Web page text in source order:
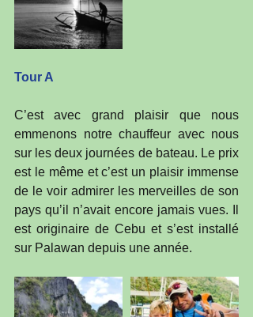
Tour A
C’est avec grand plaisir que nous
emmenons notre chauffeur avec nous
sur les deux journées de bateau. Le prix
est le même et c’est un plaisir immense
de le voir admirer les merveilles de son
pays qu’il n’avait encore jamais vues. Il
est originaire de Cebu et s’est installé
sur Palawan depuis une année.